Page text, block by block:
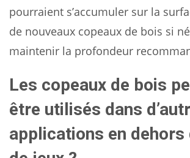
pourraient s’accumuler sur la
de nouveaux copeaux de bois si
maintenir la profondeur
Les copeaux de bois
être utilisés dans
applications en dehors